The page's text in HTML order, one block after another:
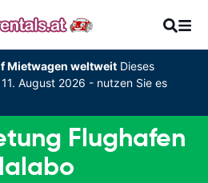
Mietwagen weltweitDieses
August 2026 - nutzen Sie es
Flughafen